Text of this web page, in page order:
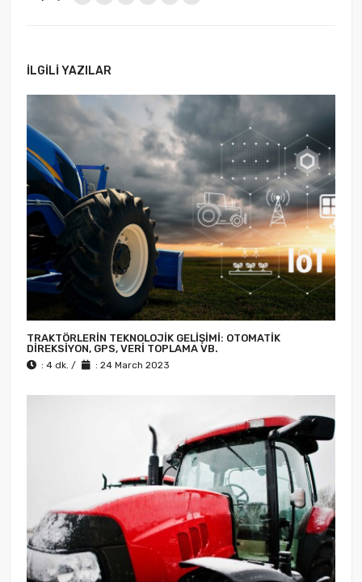
İLGILI YAZILAR
TRAKTÖRLERIN TEKNOLOJIK GELIŞIMI: OTOMATIK
DIREKSIYON, GPS, VERI TOPLAMA VB.
: 4 dk. / : 24 March 2023